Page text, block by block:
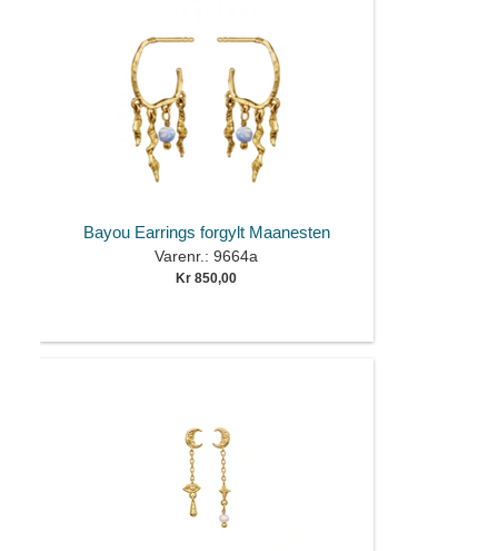
Bayou Earrings forgylt Maanesten
Varenr.: 9664a
Kr 850,00